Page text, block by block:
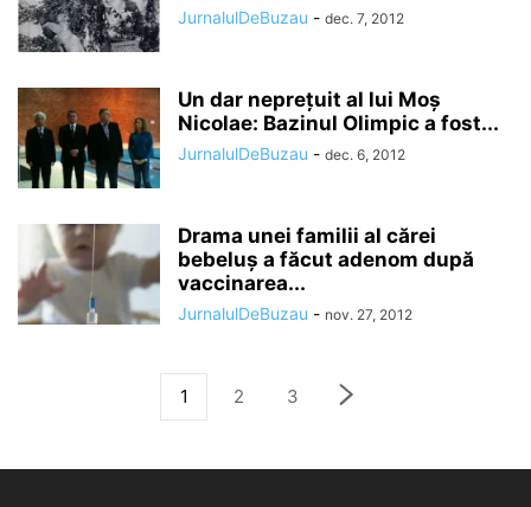
JurnalulDeBuzau - dec. 7, 2012
Un dar nepreţuit al lui Moş
Nicolae: Bazinul Olimpic a fost...
JurnalulDeBuzau - dec. 6, 2012
Drama unei familii al cărei
bebeluş a făcut adenom după
vaccinarea...
JurnalulDeBuzau - nov. 27, 2012
1 2 3